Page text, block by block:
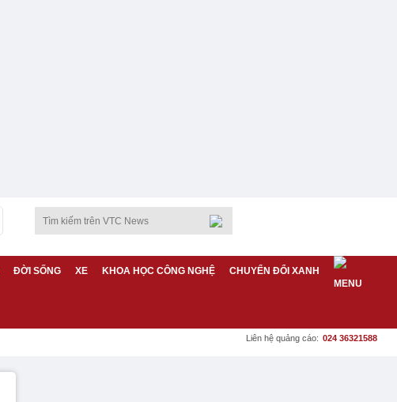
ĐỜI SỐNG XE KHOA HỌC CÔNG NGHỆ CHUYỂN ĐỔI XANH
Liên hệ quảng cáo: 024 36321588